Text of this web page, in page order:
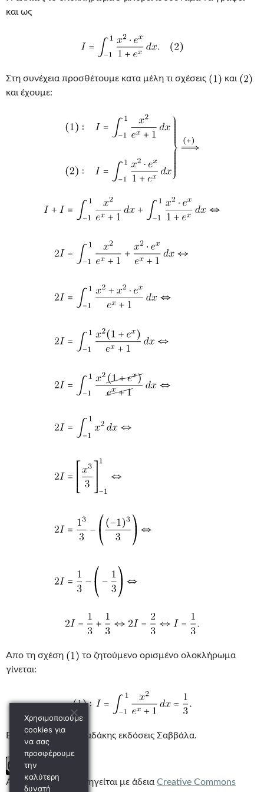
και ως
Στη συνέχεια προσθέτουμε κατα μέλη τι σχέσεις
και
και έχουμε:
Απο τη σχέση
το ζητούμενο ορισμένο ολοκλήρωμα
γίνεται:
Βιβλιογραφία: Παπαδάκης εκδόσεις Σαββάλα.
Αυτή η εργασία χορηγείται με άδειαCreative Commons
Χρησιμοποιούμε
cookies για
να σας
προσφέρουμε
την
καλύτερη
δυνατή